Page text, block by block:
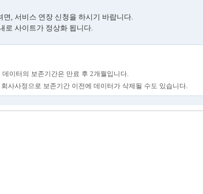
, 서비스 연장 신청을 하시기 바랍니다.
로 사이트가 정상화 됩니다.
이터의 보존기간은 만료 후 2개월입니다.
사사정으로 보존기간 이전에 데이터가 삭제될 수도 있습니다.